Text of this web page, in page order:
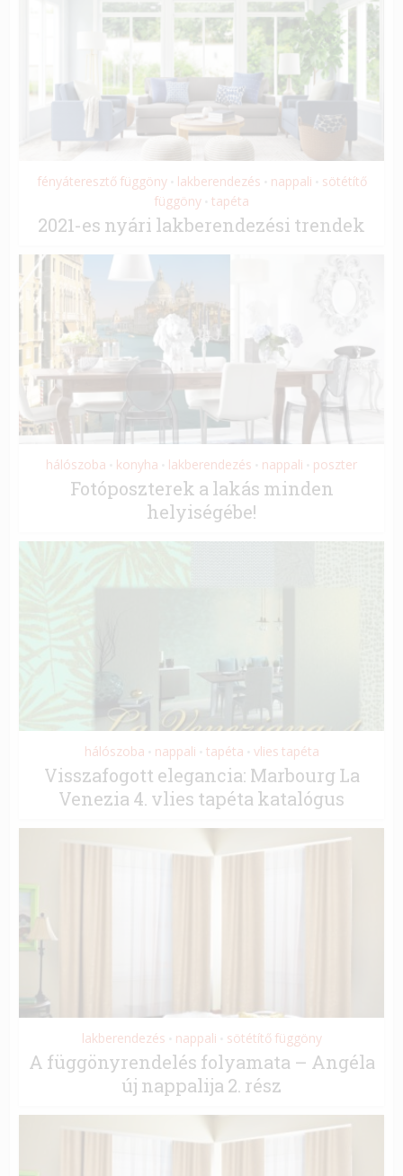
fényáteresztő függöny lakberendezés nappali
sötétítő
függöny tapéta
2021-es nyári lakberendezési trendek
hálószoba konyha lakberendezés nappali poszter
Fotóposzterek a lakás minden
helyiségébe!
hálószoba nappali tapéta vlies tapéta
Visszafogott elegancia: Marbourg La
Venezia 4. vlies tapéta katalógus
lakberendezés nappali sötétítő függöny
A függönyrendelés folyamata – Angéla
új nappalija 2. rész